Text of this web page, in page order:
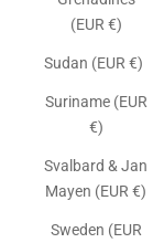
(EUR €)
Sudan (EUR €)
Suriname (EUR
€)
Svalbard & Jan
Mayen (EUR €)
Sweden (EUR